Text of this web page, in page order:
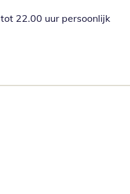
22.00 uur persoonlijk